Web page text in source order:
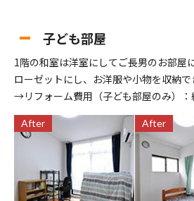
子ども部屋
1階の和室は洋室にしてご長男のお部屋
ローゼットにし、お洋服や小物を収納で
→リフォーム費用（子ども部屋のみ）：
After After